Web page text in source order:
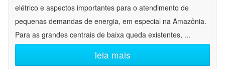
elétrico e aspectos importantes para o atendimento de
pequenas demandas de energia, em especial na Amazônia.
Para as grandes centrais de baixa queda existentes, ...
leia mais